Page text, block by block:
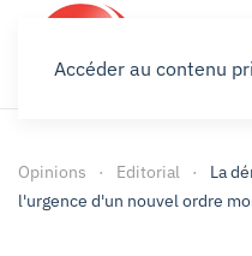
Accéder au contenu
Opinions Editorial
La
l'urgence d'un nouvel ordre